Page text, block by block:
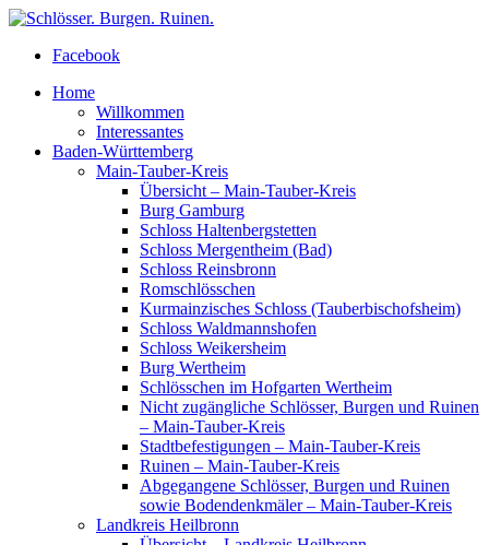
Facebook
Home
Willkommen
Interessantes
Baden-Württemberg
Main-Tauber-Kreis
Übersicht – Main-Tauber-Kreis
Burg Gamburg
Schloss Haltenbergstetten
Schloss Mergentheim (Bad)
Schloss Reinsbronn
Romschlösschen
Kurmainzisches Schloss (Tauberbischofsheim)
Schloss Waldmannshofen
Schloss Weikersheim
Burg Wertheim
Schlösschen im Hofgarten Wertheim
Nicht zugängliche Schlösser, Burgen und Ruinen
– Main-Tauber-Kreis
Stadtbefestigungen – Main-Tauber-Kreis
Ruinen – Main-Tauber-Kreis
Abgegangene Schlösser, Burgen und Ruinen
sowie Bodendenkmäler – Main-Tauber-Kreis
Landkreis Heilbronn